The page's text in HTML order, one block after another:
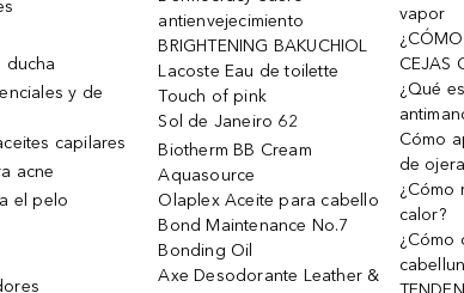
ducha
y de
capilares
acne
el pelo
antienvejecimiento
BRIGHTENING BAKUCHIOL
Lacoste Eau de toilette
Touch of pink
Sol de Janeiro 62
Biotherm BB Cream
Aquasource
Olaplex Aceite para cabello
Bond Maintenance No.7
Bonding Oil
Axe Desodorante Leather &
vapor
CEJAS
¿Qué
Cómo
de
¿Cómo
calor?
¿Cómo